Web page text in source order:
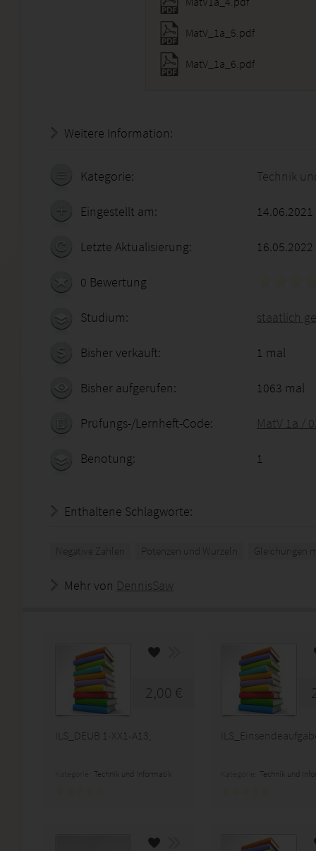
MatV_1a_5.pdf
MatV_1a_6.pdf
Weitere Information:
Kategorie: Technik
Eingestellt am:
Letzte Aktualisierung: 16.05.2022
0 Bewertung
Studium: staatlich
Bisher verkauft: 1 mal
Bisher aufgerufen: 1063 mal
Prüfungs-/Lernheft-Code: MatV 1a /
Benotung: 1
Enthaltene Schlagworte:
Negative Zahlen Potenzen und Wurzeln Gleichungen
Mehr von DennisSaw
2,00 €
ILS_DEUB 1-XX1-A13;
Technik und Informatik Technik und